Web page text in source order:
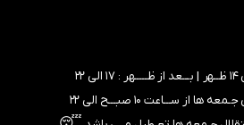
بـــعد از ظـــــهر : ۱۷ الی ۲۲
از ســـاعت ۱۰ صبـــح الی ۲۲